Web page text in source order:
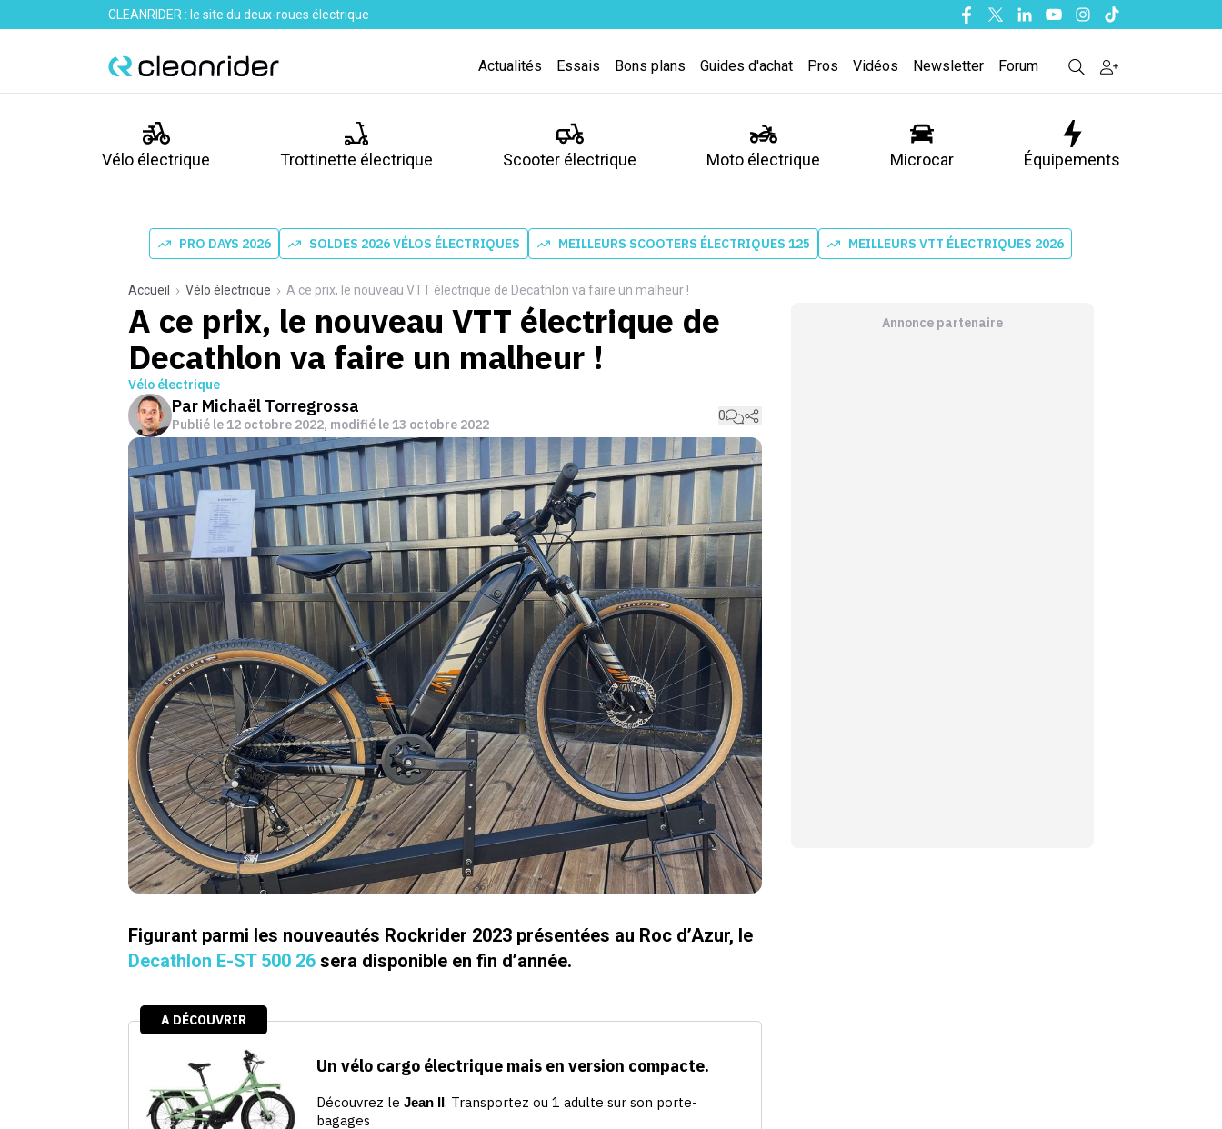
CLEANRIDER : le site du deux-roues électrique Facebook
TwitterLinkedinYoutubeInstagram
Tiktok
Actualités Essais Bons plans Guides d'achat Pros Vidéos Newsletter Forum
Vélo électrique Trottinette électrique Scooter électrique Moto électrique Microcar Équipements
PRO DAYS 2026 SOLDES 2026 VÉLOS ÉLECTRIQUES MEILLEURS SCOOTERS ÉLECTRIQUES 125 MEILLEURS VTT ÉLECTRIQUES 2026
Accueil Vélo électrique A ce prix, le nouveau VTT électrique de Decathlon va faire un malheur !
A ce prix, le nouveau VTT électrique de
Decathlon va faire un malheur !
Vélo électrique
Par Michaël Torregrossa
Publié le12 octobre 2022, modifié le 13 octobre 2022
0
Figurant parmi les nouveautés Rockrider 2023 présentées au Roc d’Azur, le
Decathlon E-ST 500 26 sera disponible en fin d’année.
Annonce partenaire